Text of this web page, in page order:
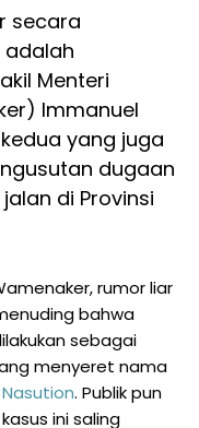
secara
adalah
Menteri
Immanuel
yang juga
dugaan
di Provinsi
rumor liar
bahwa
sebagai
menyeret nama
. Publik pun
ini saling